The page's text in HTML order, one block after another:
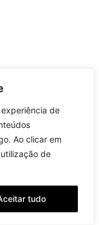
de
Ao clicar em
de
tudo